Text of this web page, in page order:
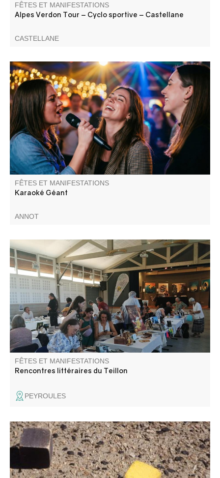
FÊTES ET MANIFESTATIONS
Alpes Verdon Tour – Cyclo sportive – Castellane
CASTELLANE
Venez participer à un karaoké géant. Snack et buvette sur
place pour un moment convivial.
FÊTES ET MANIFESTATIONS
Karaoké Géant
ANNOT
Salon du livre accueillant de nombreux auteurs.
Rencontres, interviews, espace lecture, dédicaces.
Animations autour du miel. Restauration sur place.
FÊTES ET MANIFESTATIONS
Rencontres littéraires du Teillon
PEYROULES
Venez vivre la Journée du Comité des Fêtes, et participez
au concours de boules carrées sur le jeu de boules.
Buvette et musique toute la journée..